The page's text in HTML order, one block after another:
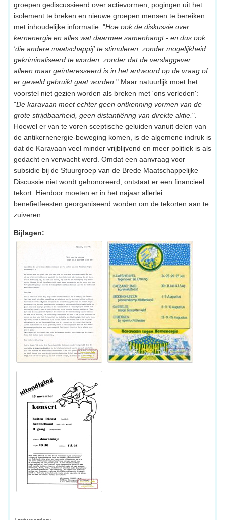
groepen gediscussieerd over actievormen, pogingen uit het
isolement te breken en nieuwe groepen mensen te bereiken
met inhoudelijke informatie. "Hoe ook de diskussie over
kernenergie en alles wat daarmee samenhangt - en dus ook
'die andere maatschappij' te stimuleren, zonder mogelijkheid
gekriminaliseerd te worden; zonder dat de verslaggever
alleen maar geïnteresseerd is in het antwoord op de vraag of
er geweld gebruikt gaat worden. " Maar natuurlijk moet het
voorstel niet gezien worden als breken met 'ons verleden':
"De karavaan moet echter geen ontkenning vormen van de
grote strijdbaarheid, geen distantiëring van direkte aktie. ".
Hoewel er van te voren sceptische geluiden vanuit delen van
de antikernenergie-beweging komen, is de algemene indruk is
dat de Karavaan veel minder vrijblijvend en meer politiek is als
gedacht en verwacht werd. Omdat een aanvraag voor
subsidie bij de Stuurgroep van de Brede Maatschappelijke
Discussie niet wordt gehonoreerd, ontstaat er een financieel
tekort. Hierdoor moeten er in het najaar allerlei
benefietfeesten georganiseerd worden om de tekorten aan te
zuiveren.
Bijlagen: